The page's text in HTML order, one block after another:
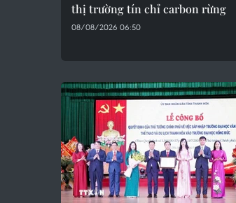
thị trường tín chỉ carbon rừng
08/08/2026 06:50